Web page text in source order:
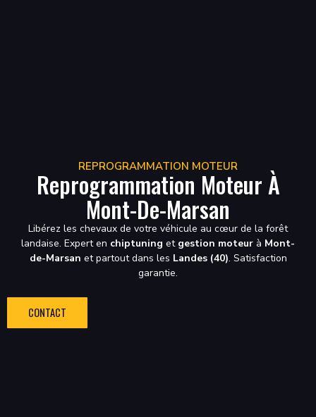
REPROGRAMMATION MOTEUR
Reprogrammation Moteur À
Mont-De-Marsan
Libérez les chevaux de votre véhicule au cœur de la forêt
landaise. Expert en chiptuning et gestion moteur à Mont-
de-Marsan et partout dans les Landes (40). Satisfaction
garantie.
CONTACT